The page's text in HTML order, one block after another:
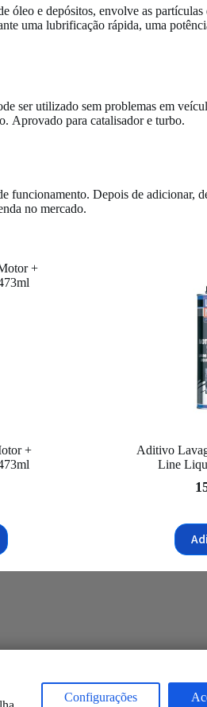
e depósitos, envolve as
uma lubrificação rápida, uma
ser utilizado sem problemas em
Aprovado para catalisador e turbo.
funcionamento. Depois de adicionar,
no mercado.
+
Aditivo
Line
Configurações